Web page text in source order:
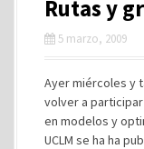
Rutas y
5 marzo, 2009
Ayer miércoles y
volver a
en modelos y
UCLM se ha ha